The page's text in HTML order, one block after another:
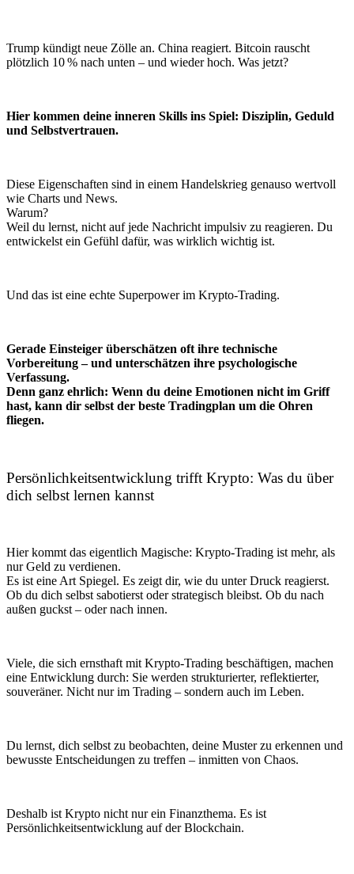
Trump kündigt neue Zölle an. China reagiert. Bitcoin rauscht
plötzlich 10 % nach unten – und wieder hoch. Was jetzt?
Hier kommen deine inneren Skills ins Spiel: Disziplin, Geduld
und Selbstvertrauen.
Diese Eigenschaften sind in einem Handelskrieg genauso wertvoll
wie Charts und News.
Warum?
Weil du lernst, nicht auf jede Nachricht impulsiv zu reagieren. Du
entwickelst ein Gefühl dafür, was wirklich wichtig ist.
Und das ist eine echte Superpower im Krypto-Trading.
Gerade Einsteiger überschätzen oft ihre technische
Vorbereitung – und unterschätzen ihre psychologische
Verfassung.
Denn ganz ehrlich: Wenn du deine Emotionen nicht im Griff
hast, kann dir selbst der beste Tradingplan um die Ohren
fliegen.
Persönlichkeitsentwicklung trifft Krypto: Was du über
dich selbst lernen kannst
Hier kommt das eigentlich Magische: Krypto-Trading ist mehr, als
nur Geld zu verdienen.
Es ist eine Art Spiegel. Es zeigt dir, wie du unter Druck reagierst.
Ob du dich selbst sabotierst oder strategisch bleibst. Ob du nach
außen guckst – oder nach innen.
Viele, die sich ernsthaft mit Krypto-Trading beschäftigen, machen
eine Entwicklung durch: Sie werden strukturierter, reflektierter,
souveräner. Nicht nur im Trading – sondern auch im Leben.
Du lernst, dich selbst zu beobachten, deine Muster zu erkennen und
bewusste Entscheidungen zu treffen – inmitten von Chaos.
Deshalb ist Krypto nicht nur ein Finanzthema. Es ist
Persönlichkeitsentwicklung auf der Blockchain.